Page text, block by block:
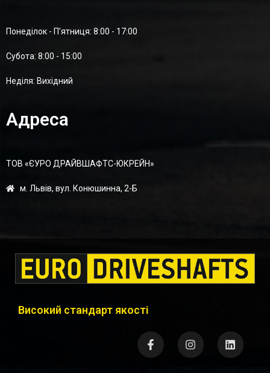
Понеділок - П'ятниця: 8:00 - 17:00
Суботa: 8:00 - 15:00
Неділя: Вихідний
Адреса
ТОВ «ЄУРО ДРАЙВШАФТC-ЮКРЕЙН»
м. Львів, вул. Конюшинна, 2-Б
Високий стандарт якості